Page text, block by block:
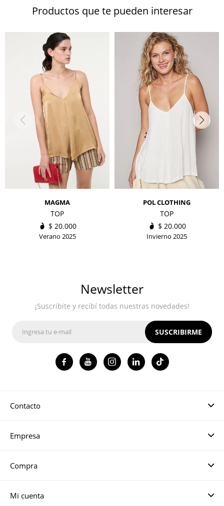
Productos que te pueden interesar
MAGMA
TOP
$ 20.000
Verano 2025
POL CLOTHING
TOP
$ 20.000
Invierno 2025
Contacto
Empresa
Compra
Mi cuenta
Newsletter
¡Suscribite y recibí todas nuestras novedades!
SUSCRIBIRME
   